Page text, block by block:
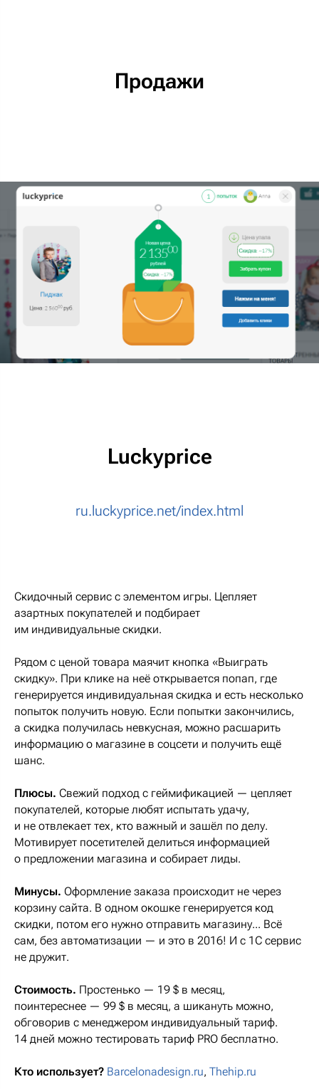
Продажи
Luckyprice
ru.luckyprice.net/index.html
Скидочный сервис с элементом игры. Цепляет
азартных покупателей и подбирает
им индивидуальные скидки.
Рядом с ценой товара маячит кнопка «Выиграть
скидку». При клике на неё открывается попап, где
генерируется индивидуальная скидка и есть несколько
попыток получить новую. Если попытки закончились,
а скидка получилась невкусная, можно расшарить
информацию о магазине в соцсети и получить ещё
шанс.
Плюсы. Свежий подход с геймификацией — цепляет
покупателей, которые любят испытать удачу,
и не отвлекает тех, кто важный и зашёл по делу.
Мотивирует посетителей делиться информацией
о предложении магазина и собирает лиды.
Минусы. Оформление заказа происходит не через
корзину сайта. В одном окошке генерируется код
скидки, потом его нужно отправить магазину... Всё
сам, без автоматизации — и это в 2016! И с 1С сервис
не дружит.
Стоимость. Простенько — 19 $ в месяц,
поинтереснее — 99 $ в месяц, а шикануть можно,
обговорив с менеджером индивидуальный тариф.
14 дней можно тестировать тариф PRO бесплатно.
Кто использует? Barcelonadesign.ru, Thehip.ru